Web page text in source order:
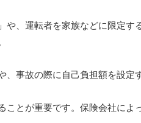
、運転者を家族などに限定
事故の際に自己負担額を設定
ことが重要です。保険会社によ